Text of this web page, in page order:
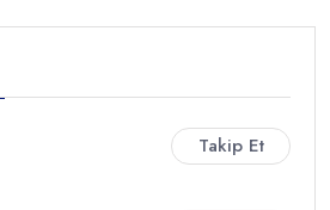
Takip Et